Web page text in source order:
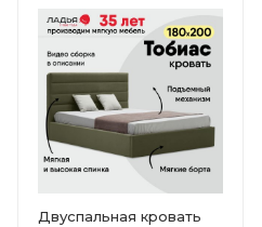
Двуспальная кровать